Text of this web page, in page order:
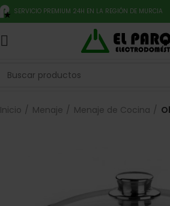
SERVICIO PREMIUM 24H EN LA REGIÓN DE MURCIA
Inicio Menaje Menaje de Cocina